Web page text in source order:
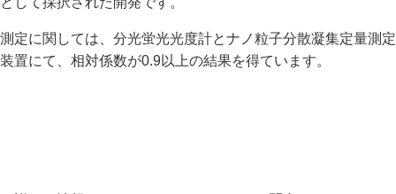
測定に関しては、分光蛍光光度計とナノ粒子分散凝集定量測定
装置にて、相対係数が0.9以上の結果を得ています。